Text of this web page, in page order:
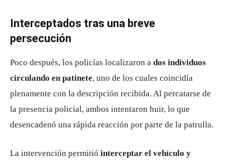
Interceptados tras una breve
persecución
Poco después, los policías localizaron a dos individuos
circulando en patinete, uno de los cuales coincidía
plenamente con la descripción recibida. Al percatarse de
la presencia policial, ambos intentaron huir, lo que
desencadenó una rápida reacción por parte de la patrulla.
La intervención permitió interceptar el vehículo y